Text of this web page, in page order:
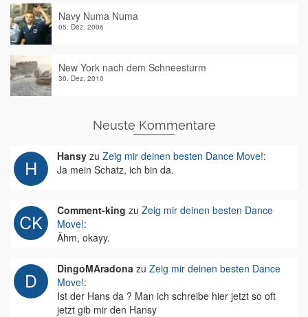
Navy Numa Numa
05. Dez. 2006
New York nach dem Schneesturm
30. Dez. 2010
Neuste Kommentare
Hansy zu Zeig mir deinen besten Dance Move!:
Ja mein Schatz, ich bin da.
Comment-king zu Zeig mir deinen besten Dance
Move!:
Ähm, okayy.
DingoMAradona zu Zeig mir deinen besten Dance
Move!:
Ist der Hans da ? Man ich schreibe hier jetzt so oft
jetzt gib mir den Hansy